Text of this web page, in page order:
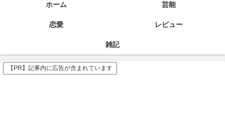
ホーム 芸能
恋愛 レビュー
雑記
【PR】記事内に広告が含まれています